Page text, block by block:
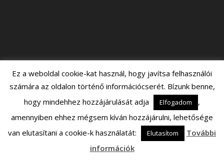
Ez a weboldal cookie-kat használ, hogy javítsa felhasználói
számára az oldalon történő információcserét. Bízunk benne,
hogy mindehhez hozzájárulását adja
Elfogadom
,
amennyiben ehhez mégsem kíván hozzájárulni, lehetősége
van elutasítani a cookie-k használatát:
Elutasítom
További
információk